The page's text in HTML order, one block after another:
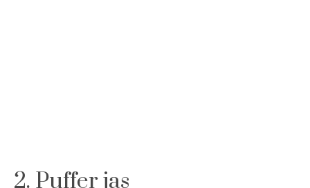
2. Puffer jas